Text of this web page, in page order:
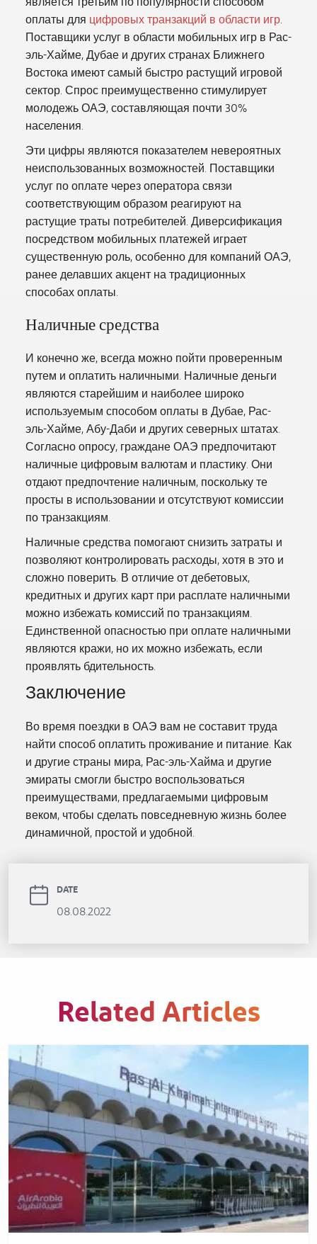
оплаты дляцифровых транзакций в области игр.
Поставщики услуг в области мобильных игр в Рас-
эль-Хайме, Дубае и других странах Ближнего
Востока имеют самый быстро растущий игровой
сектор. Спрос преимущественно стимулирует
молодежь ОАЭ, составляющая почти 30%
населения.
Эти цифры являются показателем невероятных
неиспользованных возможностей. Поставщики
услуг по оплате через оператора связи
соответствующим образом реагируют на
растущие траты потребителей. Диверсификация
посредством мобильных платежей играет
существенную роль, особенно для компаний ОАЭ,
ранее делавших акцент на традиционных
способах оплаты.
Наличные средства
И конечно же, всегда можно пойти проверенным
путем и оплатить наличными. Наличные деньги
являются старейшим и наиболее широко
используемым способом оплаты в Дубае, Рас-
эль-Хайме, Абу-Даби и других северных штатах.
Согласно опросу, граждане ОАЭ предпочитают
наличные цифровым валютам и пластику. Они
отдают предпочтение наличным, поскольку те
просты в использовании и отсутствуют комиссии
по транзакциям.
Наличные средства помогают снизить затраты и
позволяют контролировать расходы, хотя в это и
сложно поверить. В отличие от дебетовых,
кредитных и других карт при расплате наличными
можно избежать комиссий по транзакциям.
Единственной опасностью при оплате наличными
являются кражи, но их можно избежать, если
проявлять бдительность.
Заключение
Во время поездки в ОАЭ вам не составит труда
найти способ оплатить проживание и питание. Как
и другие страны мира, Рас-эль-Хайма и другие
эмираты смогли быстро воспользоваться
преимуществами, предлагаемыми цифровым
веком, чтобы сделать повседневную жизнь более
динамичной, простой и удобной.
DATE
08.08.2022
Related Articles